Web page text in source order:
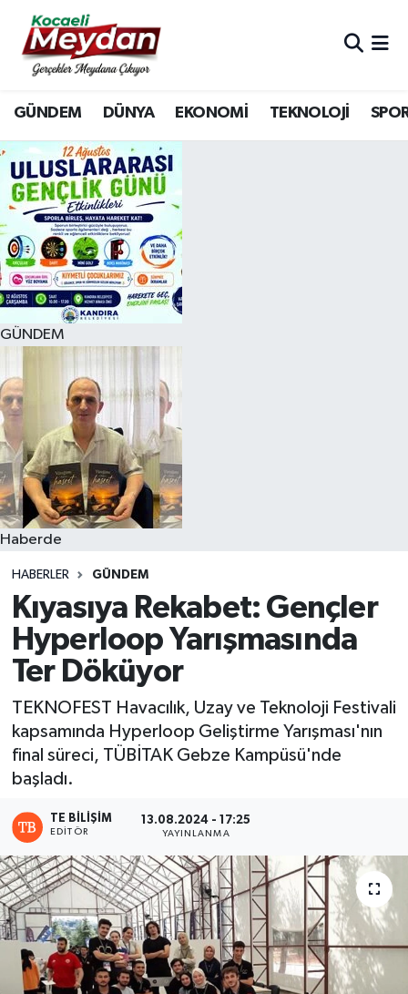
GÜNDEM DÜNYA EKONOMİ TEKNOLOJİ
GÜNDEM
Haberde
HABERLER GÜNDEM
Kıyasıya Rekabet: Gençler
Hyperloop Yarışmasında
Ter Döküyor
TEKNOFEST Havacılık, Uzay ve Teknoloji Festivali
kapsamında Hyperloop Geliştirme Yarışması'nın
final süreci, TÜBİTAK Gebze Kampüsü'nde
başladı.
TE BILIŞIM
EDITÖR
13.08.2024 - 17:25
YAYINLANMA
Nöbetçi Eczaneler
Hava Durumu
Trafik Durumu
Süper Lig Puan Durumu ve Fikstür
Tüm Manşetler
Son Dakika Haberleri
Haber Arşivi